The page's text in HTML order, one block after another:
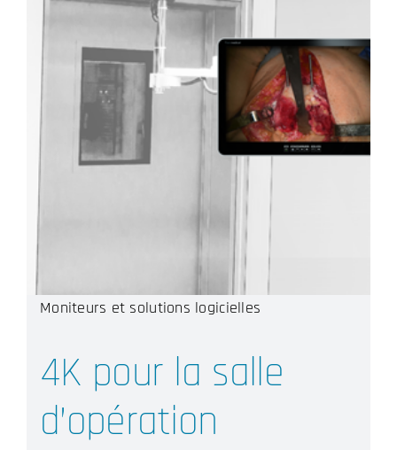
Moniteurs et solutions logicielles
4K pour la salle
d’opération